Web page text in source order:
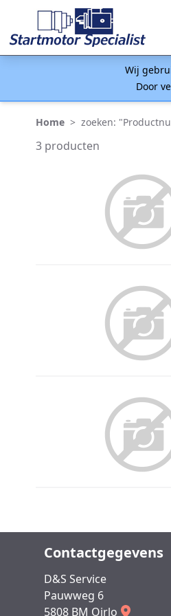
Wij
Door
Home > zoeken:
3 producten
Contactgegevens
D&S Service
Pauwweg 6
5808 BM Oirlo